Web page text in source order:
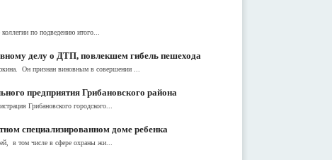
по подведению итого...
делу о ДТП, повлекшем гибель пешехода
Он признан виновным в совершении ...
предприятия Грибановского района
Грибановского городского...
специализированном доме ребенка
в том числе в сфере охраны жи...